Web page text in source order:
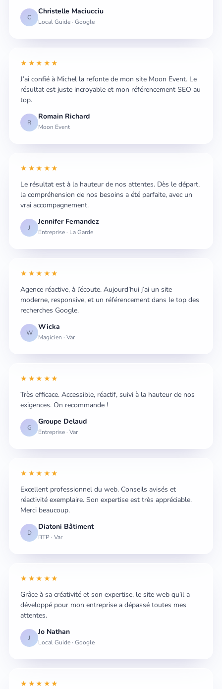
C
Christelle Maciucciu
Local Guide · Google
★★★★★
J’ai confié à Michel la refonte de mon site Moon Event. Le
résultat est juste incroyable et mon référencement SEO au
top.
R
Romain Richard
Moon Event
★★★★★
Le résultat est à la hauteur de nos attentes. Dès le départ,
la compréhension de nos besoins a été parfaite, avec un
vrai accompagnement.
J
Jennifer Fernandez
Entreprise · La Garde
★★★★★
Agence réactive, à l’écoute. Aujourd’hui j’ai un site
moderne, responsive, et un référencement dans le top des
recherches Google.
W
Wicka
Magicien · Var
★★★★★
Très efficace. Accessible, réactif, suivi à la hauteur de nos
exigences. On recommande !
G
Groupe Delaud
Entreprise · Var
★★★★★
Excellent professionnel du web. Conseils avisés et
réactivité exemplaire. Son expertise est très appréciable.
Merci beaucoup.
D
Diatoni Bâtiment
BTP · Var
★★★★★
Grâce à sa créativité et son expertise, le site web qu’il a
développé pour mon entreprise a dépassé toutes mes
attentes.
J
Jo Nathan
Local Guide · Google
★★★★★